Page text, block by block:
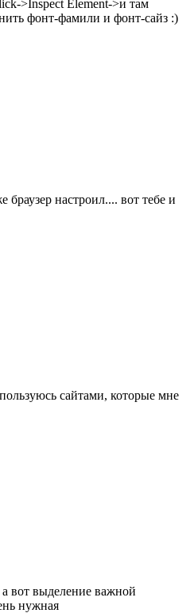
>Inspect Element->и там
фонт-фамили и фонт-сайз :)
браузер настроил.... вот тебе и
сайтами, которые мне
а вот выделение важной
нужная